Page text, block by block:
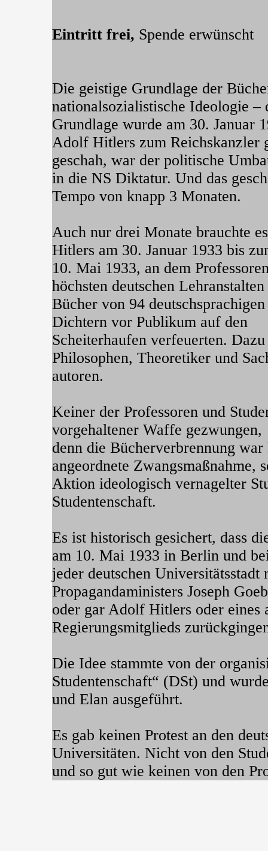
Eintritt frei, Spende erwünscht
Die geistige Grundlage der
nationalsozialistische Ideologie –
Grundlage wurde am 30. Januar
Adolf Hitlers zum Reichskanzler
geschah, war der politische
in die NS Diktatur. Und das
Tempo von knapp 3 Monaten.
Auch nur drei Monate brauchte
Hitlers am 30. Januar 1933 bis
10. Mai 1933, an dem
höchsten deutschen
Bücher von 94
Dichtern vor Publikum auf den
Scheiterhaufen verfeuerten.
Philosophen, Theoretiker und
autoren.
Keiner der Professoren und
vorgehaltener Waffe gezwungen,
denn die Bücherverbrennung
angeordnete Zwangsmaßnahme,
Aktion ideologisch vernagelter
Studentenschaft.
Es ist historisch gesichert, dass
am 10. Mai 1933 in Berlin und
jeder deutschen
Propagandaministers Joseph
oder gar Adolf Hitlers oder eines
Regierungsmitglieds
Die Idee stammte von der
Studentenschaft“ (DSt) und
und Elan ausgeführt.
Es gab keinen Protest an den
Universitäten. Nicht von den
und so gut wie keinen von den